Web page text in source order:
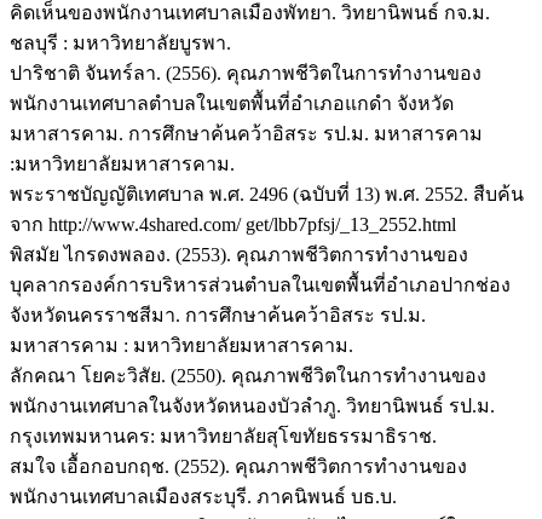
คิดเห็นของพนักงานเทศบาลเมืองพัทยา. วิทยานิพนธ์ กจ.ม.
ชลบุรี : มหาวิทยาลัยบูรพา.
ปาริชาติ จันทร์ลา. (2556). คุณภาพชีวิตในการทำงานของ
พนักงานเทศบาลตำบลในเขตพื้นที่อำเภอแกดำ จังหวัด
มหาสารคาม. การศึกษาค้นคว้าอิสระ รป.ม. มหาสารคาม
:มหาวิทยาลัยมหาสารคาม.
พระราชบัญญัติเทศบาล พ.ศ. 2496 (ฉบับที่ 13) พ.ศ. 2552. สืบค้น
จาก http://www.4shared.com/ get/lbb7pfsj/_13_2552.html
พิสมัย ไกรดงพลอง. (2553). คุณภาพชีวิตการทำงานของ
บุคลากรองค์การบริหารส่วนตำบลในเขตพื้นที่อำเภอปากช่อง
จังหวัดนครราชสีมา. การศึกษาค้นคว้าอิสระ รป.ม.
มหาสารคาม : มหาวิทยาลัยมหาสารคาม.
ลักคณา โยคะวิสัย. (2550). คุณภาพชีวิตในการทำงานของ
พนักงานเทศบาลในจังหวัดหนองบัวลำภู. วิทยานิพนธ์ รป.ม.
กรุงเทพมหานคร: มหาวิทยาลัยสุโขทัยธรรมาธิราช.
สมใจ เอื้อกอบกฤช. (2552). คุณภาพชีวิตการทำงานของ
พนักงานเทศบาลเมืองสระบุรี. ภาคนิพนธ์ บธ.บ.